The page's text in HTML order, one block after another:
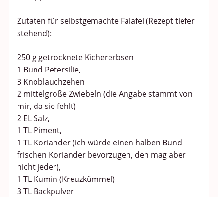
Zutaten für selbstgemachte Falafel (Rezept tiefer
stehend):
250 g getrocknete Kichererbsen
1 Bund Petersilie,
3 Knoblauchzehen
2 mittelgroße Zwiebeln (die Angabe stammt von
mir, da sie fehlt)
2 EL Salz,
1 TL Piment,
1 TL Koriander (ich würde einen halben Bund
frischen Koriander bevorzugen, den mag aber
nicht jeder),
1 TL Kumin (Kreuzkümmel)
3 TL Backpulver